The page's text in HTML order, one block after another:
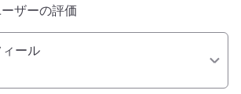
ザーの評価
ール